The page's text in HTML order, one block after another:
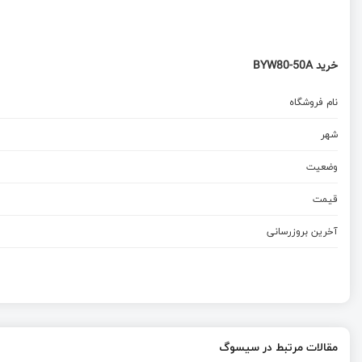
خرید BYW80-50A
نام فروشگاه
شهر
وضعیت
قیمت
آخرین بروزرسانی
مقالات مرتبط در سیسوگ